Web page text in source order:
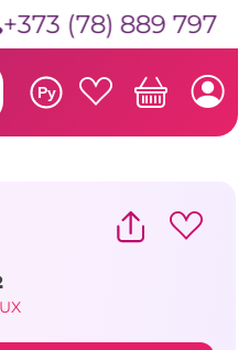
(78) 889 797
Ру